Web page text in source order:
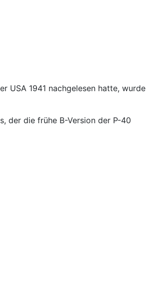
USA 1941 nachgelesen hatte, wurde
der die frühe B-Version der P-40